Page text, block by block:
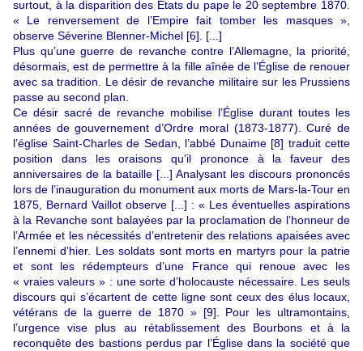
surtout, à la disparition des États du pape le 20 septembre 1870.
« Le renversement de l’Empire fait tomber les masques »,
observe Séverine Blenner-Michel [6] . [...]
Plus qu’une guerre de revanche contre l’Allemagne, la priorité,
désormais, est de permettre à la fille aînée de l’Église de renouer
avec sa tradition. Le désir de revanche militaire sur les Prussiens
passe au second plan.
Ce désir sacré de revanche mobilise l’Église durant toutes les
années de gouvernement d’Ordre moral (1873-1877). Curé de
l’église Saint-Charles de Sedan, l’abbé Dunaime [8] traduit cette
position dans les oraisons qu’il prononce à la faveur des
anniversaires de la bataille [...] Analysant les discours prononcés
lors de l’inauguration du monument aux morts de Mars-la-Tour en
1875, Bernard Vaillot observe [...] : « Les éventuelles aspirations
à la Revanche sont balayées par la proclamation de l’honneur de
l’Armée et les nécessités d’entretenir des relations apaisées avec
l’ennemi d’hier. Les soldats sont morts en martyrs pour la patrie
et sont les rédempteurs d’une France qui renoue avec les
« vraies valeurs » : une sorte d’holocauste nécessaire. Les seuls
discours qui s’écartent de cette ligne sont ceux des élus locaux,
vétérans de la guerre de 1870 » [9] . Pour les ultramontains,
l’urgence vise plus au rétablissement des Bourbons et à la
reconquête des bastions perdus par l’Église dans la société que